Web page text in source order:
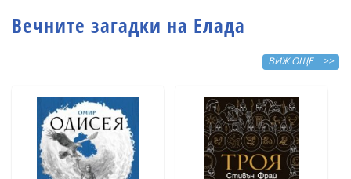
Вечните загадки на Елада
ВИЖ ОЩЕ >>